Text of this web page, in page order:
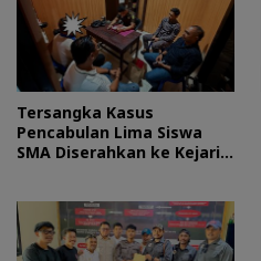
Tersangka Kasus
Pencabulan Lima Siswa
SMA Diserahkan ke Kejari